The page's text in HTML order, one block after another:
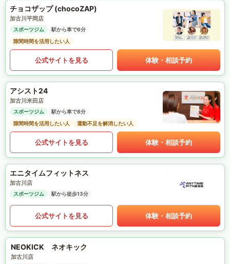
チョコザップ (chocoZAP)
加古川平岡店
スポーツジム
駅から車で6分
隙間時間を活用したい人
公式サイトを見る 体験・相談予約
アシスト24
加古川米田店
スポーツジム
駅から車で8分
隙間時間を活用したい人
運動不足を解消したい人
公式サイトを見る 体験・相談予約
エニタイムフィットネス
加古川店
スポーツジム 駅から徒歩13分
公式サイトを見る 体験・相談予約
NEOKICK ネオキック
加古川店